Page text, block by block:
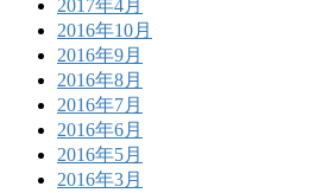
2017年4月
2016年10月
2016年9月
2016年8月
2016年7月
2016年6月
2016年5月
2016年3月